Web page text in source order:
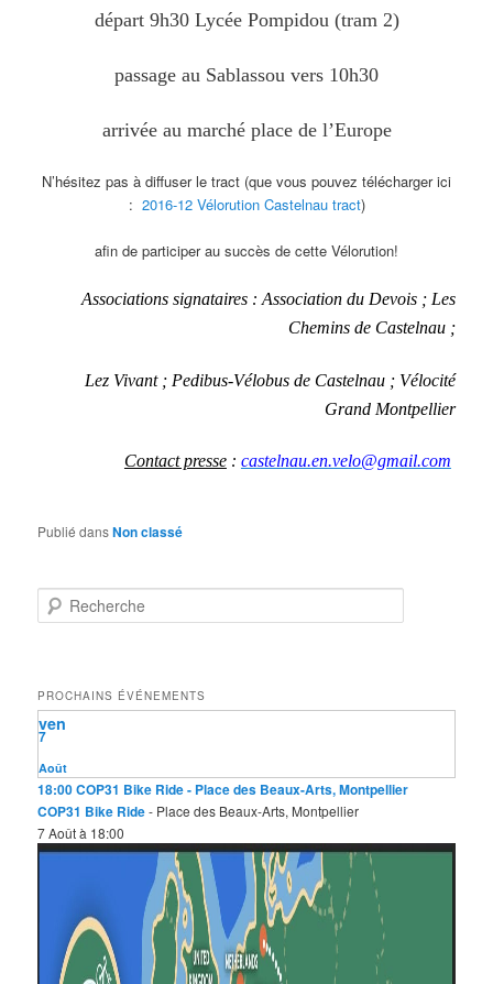
départ 9h30 Lycée Pompidou (tram 2)
passage au Sablassou vers 10h30
arrivée au marché place de l’Europe
N’hésitez pas à diffuser le tract (que vous pouvez télécharger ici
: 2016-12 Vélorution Castelnau tract)
afin de participer au succès de cette Vélorution!
Associations signataires : Association du Devois ; Les
Chemins de Castelnau ;
Lez Vivant ; Pedibus-Vélobus de Castelnau ; Vélocité
Grand Montpellier
Contact presse: castelnau.en.velo@gmail.com
Publié dansNon classé
e
r
c
h
e
PROCHAINS ÉVÉNEMENTS
Août
7
ven
18:00COP31 Bike Ride- Place des Beaux-Arts, Montpellier
COP31 Bike Ride- Place des Beaux-Arts, Montpellier
7 Août à 18:00